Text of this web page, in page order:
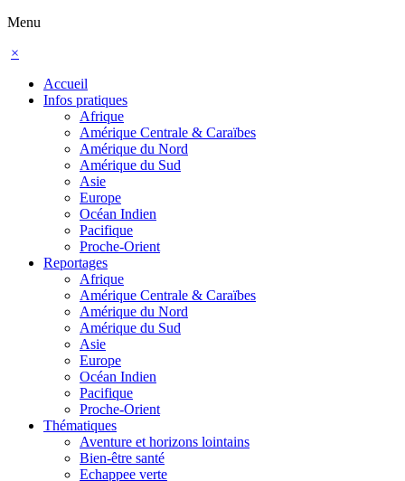
Menu
×
Accueil
Infos pratiques
Afrique
Amérique Centrale & Caraïbes
Amérique du Nord
Amérique du Sud
Asie
Europe
Océan Indien
Pacifique
Proche-Orient
Reportages
Afrique
Amérique Centrale & Caraïbes
Amérique du Nord
Amérique du Sud
Asie
Europe
Océan Indien
Pacifique
Proche-Orient
Thématiques
Aventure et horizons lointains
Bien-être santé
Echappee verte